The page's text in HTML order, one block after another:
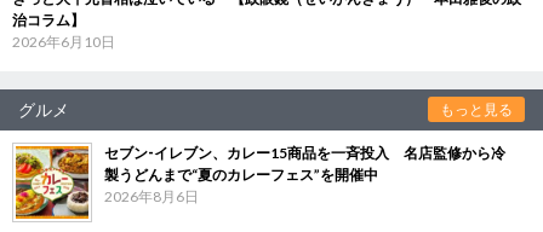
治コラム】
2026年6月10日
グルメ もっと見る
セブン‐イレブン、カレー15商品を一斉投入 名店監修から冷
製うどんまで“夏のカレーフェス”を開催中
2026年8月6日